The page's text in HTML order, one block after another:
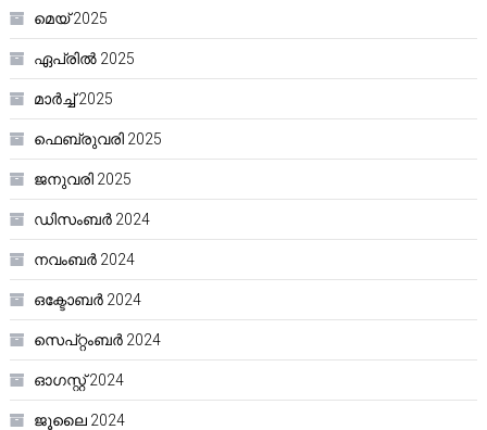
മെയ്‌ 2025
ഏപ്രിൽ 2025
മാർച്ച്‌ 2025
ഫെബ്രുവരി 2025
ജനുവരി 2025
ഡിസംബർ 2024
നവംബർ 2024
ഒക്ടോബർ 2024
സെപ്റ്റംബർ 2024
ഓഗസ്റ്റ്‌ 2024
ജൂലൈ 2024